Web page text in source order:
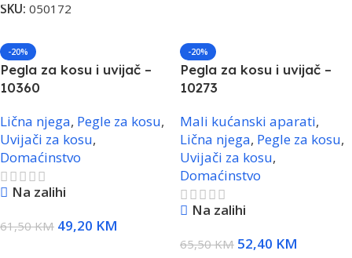
SKU: 050172
-20%
Pegla za kosu i uvijač –
10360
Lična njega, Pegle za kosu,
Uvijači za kosu,
Domaćinstvo
Na zalihi
61,50KM 49,20 KM
-20%
Pegla za kosu i uvijač –
10273
Mali kućanski aparati,
Lična njega, Pegle za kosu,
Uvijači za kosu,
Domaćinstvo
Na zalihi
65,50KM 52,40 KM